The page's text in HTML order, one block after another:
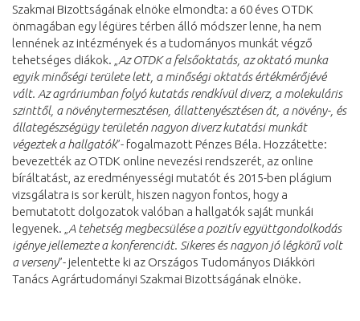
Szakmai Bizottságának elnöke elmondta: a 60 éves OTDK
önmagában egy légüres térben álló módszer lenne, ha nem
lennének az intézmények és a tudományos munkát végző
tehetséges diákok. „ Az OTDK a felsőoktatás, az oktató munka
egyik minőségi területe lett, a minőségi oktatás értékmérőjévé
vált. Az agráriumban folyó kutatás rendkívül diverz, a molekuláris
szinttől, a növénytermesztésen, állattenyésztésen át, a növény-, és
állategészségügy területén nagyon diverz kutatási munkát
végeztek a hallgatók”- fogalmazott Pénzes Béla. Hozzátette:
bevezették az OTDK online nevezési rendszerét, az online
bíráltatást, az eredményességi mutatót és 2015-ben plágium
vizsgálatra is sor került, hiszen nagyon fontos, hogy a
bemutatott dolgozatok valóban a hallgatók saját munkái
legyenek. „ A tehetség megbecsülése a pozitív együttgondolkodás
igénye jellemezte a konferenciát. Sikeres és nagyon jó légkörű volt
a verseny”- jelentette ki az Országos Tudományos Diákköri
Tanács Agrártudományi Szakmai Bizottságának elnöke.